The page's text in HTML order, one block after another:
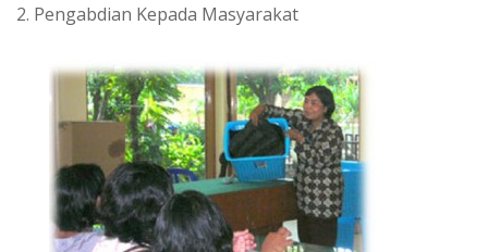
2. Pengabdian Kepada Masyarakat